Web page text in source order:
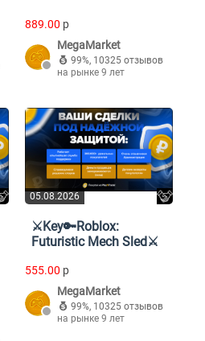
889.00 p
MegaMarket
99%, 10325 отзывов
на рынке 9 лет
05.08.2026
⚔️Key🔑Roblox:
Futuristic Mech Sled⚔️
555.00 p
MegaMarket
99%, 10325 отзывов
на рынке 9 лет